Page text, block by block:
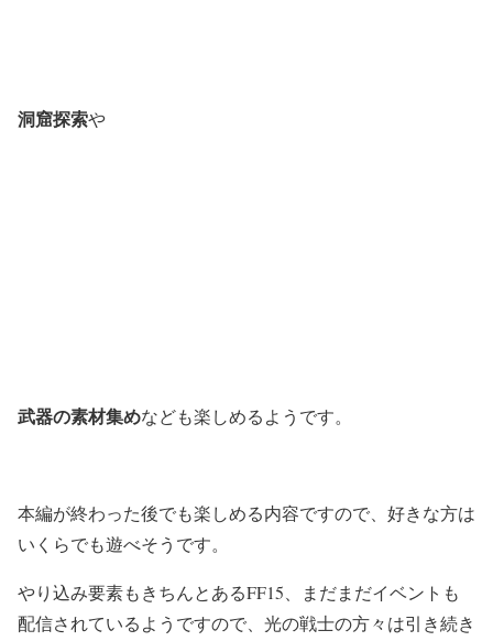
洞窟探索や
武器の素材集めなども楽しめるようです。
本編が終わった後でも楽しめる内容ですので、好きな方は
いくらでも遊べそうです。
やり込み要素もきちんとあるFF15、まだまだイベントも
配信されているようですので、光の戦士の方々は引き続き